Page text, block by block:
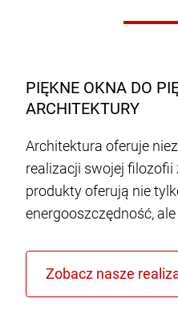
PIĘKNE OKNA DO
ARCHITEKTURY
Architektura oferuje
realizacji swojej filozofii
produkty oferują nie
energooszczędność,